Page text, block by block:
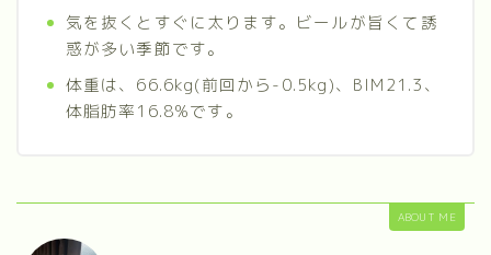
気を抜くとすぐに太ります。ビールが旨くて誘
惑が多い季節です。
体重は、66.6kg(前回から-0.5kg)、BIM21.3、
体脂肪率16.8%です。
ABOUT ME